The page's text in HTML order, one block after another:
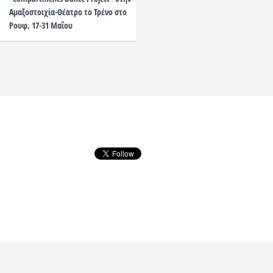
Αμαξοστοιχία-Θέατρο το Τρένο στο
Ρουφ, 17-31 Μαΐου